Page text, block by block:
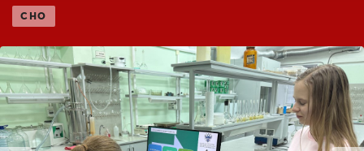
деятельность
Другие виды
деятельности
Студенческая жизнь
СНО